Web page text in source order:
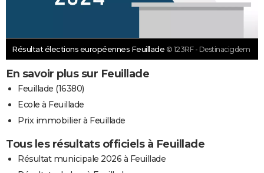
Résultat élections européennes Feuillade © 123RF - Destinacigdem
En savoir plus sur Feuillade
Feuillade (16380)
Ecole à Feuillade
Prix immobilier à Feuillade
Tous les résultats officiels à Feuillade
Résultat municipale 2026 à Feuillade